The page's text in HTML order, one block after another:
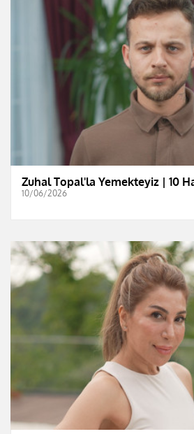
Zuhal Topal'la Yemekteyiz | 10
10/06/2026